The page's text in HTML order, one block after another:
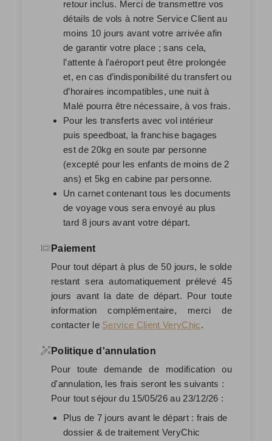
retour inclus. Merci de transmettre vos
détails de vols à notre Service Client au
moins 10 jours avant votre arrivée afin
de garantir votre place ; sans cela,
l’attente à l’aéroport peut être prolongée
et, en cas d’indisponibilité du transfert ou
d’horaires incompatibles, une nuit à
Malé pourra être nécessaire, à vos frais.
Pour les transferts avec vol intérieur
puis speedboat, la franchise bagages
est de 20kg en soute par personne
(excepté pour les enfants de moins de 2
ans) et 5kg en cabine par personne.
Un carnet contenant tous les documents
de voyage vous sera envoyé au plus
tard 8 jours avant votre départ.
Paiement
Pour tout départ à plus de 50 jours, le solde
restant sera automatiquement prélevé45
jours avant la date de départ. Pour toute
information complémentaire, merci de
contacter le Service Client VeryChic.
Politique d'annulation
Pour toute demande de modification ou
d'annulation, les frais seront les suivants :
Pour tout séjour du 15/05/26 au 23/12/26 :
Plus de 7 jours avant le départ : frais de
dossier & de traitement VeryChic